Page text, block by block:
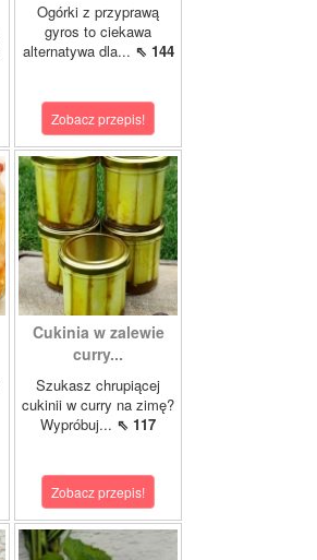
Ogórki z przyprawą
gyros to ciekawa
alternatywa dla... ⇖ 144
Zobacz przepis!
Cukinia w zalewie
curry...
Szukasz chrupiącej
cukinii w curry na zimę?
Wypróbuj... ⇖ 117
Zobacz przepis!